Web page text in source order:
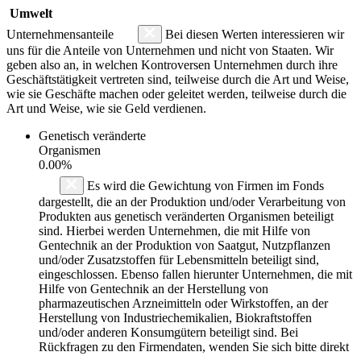
Umwelt
Unternehmensanteile
Bei diesen Werten interessieren wir
uns für die Anteile von Unternehmen und nicht von Staaten. Wir
geben also an, in welchen Kontroversen Unternehmen durch ihre
Geschäftstätigkeit vertreten sind, teilweise durch die Art und Weise,
wie sie Geschäfte machen oder geleitet werden, teilweise durch die
Art und Weise, wie sie Geld verdienen.
Genetisch veränderte
Organismen
0.00%
Es wird die Gewichtung von Firmen im Fonds
dargestellt, die an der Produktion und/oder Verarbeitung von
Produkten aus genetisch veränderten Organismen beteiligt
sind. Hierbei werden Unternehmen, die mit Hilfe von
Gentechnik an der Produktion von Saatgut, Nutzpflanzen
und/oder Zusatzstoffen für Lebensmitteln beteiligt sind,
eingeschlossen. Ebenso fallen hierunter Unternehmen, die mit
Hilfe von Gentechnik an der Herstellung von
pharmazeutischen Arzneimitteln oder Wirkstoffen, an der
Herstellung von Industriechemikalien, Biokraftstoffen
und/oder anderen Konsumgütern beteiligt sind. Bei
Rückfragen zu den Firmendaten, wenden Sie sich bitte direkt